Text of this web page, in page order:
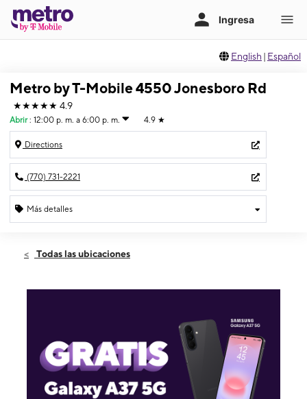
English | Español
Metro by T-Mobile 4550 Jonesboro Rd
★★★★★ 4.9
Abrir : 12:00 p. m. a 6:00 p. m. 4.9 ★
Directions
(770) 731-2221
Más detalles
Domingo:12:00 p. m. a 6:00 p. m.
4550 Jonesboro Rd Ste X Union City, GA 30291
Todas las ubicaciones